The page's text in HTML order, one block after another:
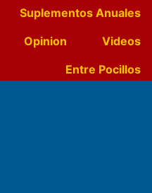
Suplementos Anuales
Opinion
Videos
Entre Pocillos